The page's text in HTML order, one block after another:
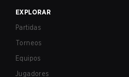
EXPLORAR
Partidas
Torneos
Equipos
Jugadores